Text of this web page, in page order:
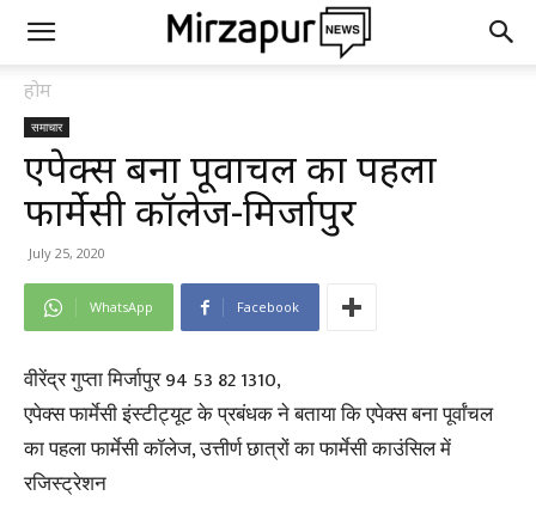
होम
समाचार
एपेक्स बना पूर्वांचल का पहला
फार्मेसी कॉलेज-मिर्जापुर
July 25, 2020
WhatsApp Facebook
वीरेंद्र गुप्ता मिर्जापुर 94 53 82 1310,
एपेक्स फार्मेसी इंस्टीट्यूट के प्रबंधक ने बताया कि एपेक्स बना पूर्वांचल
का पहला फार्मेसी कॉलेज, उत्तीर्ण छात्रों का फार्मेसी काउंसिल में
रजिस्ट्रेशन